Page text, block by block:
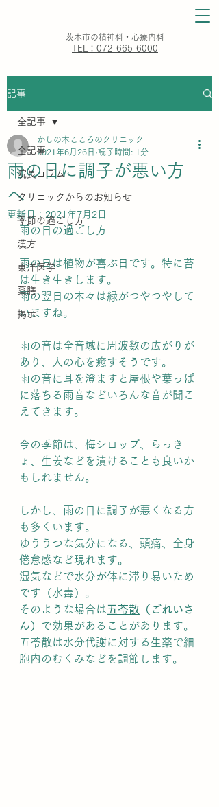
​茨木市の精神科・心療内科
TEL：072-665-6000
記事
全記事
院長コラム
クリニックからのお知らせ
季節の過ごし方
漢方
東洋医学
薬膳
掲示
全記事
雨の日に調子が悪い方
へ
かしの木こころのクリニック
2021年6月26日 読了時間: 1分
更新日： 2021年7月2日
雨の日の過ごし方
雨の日は植物が喜ぶ日です。特に苔
は生き生きします。
雨の翌日の木々は緑がつやつやして
いますね。
雨の音は全音域に周波数の広がりが
あり、人の心を癒すそうです。
雨の音に耳を澄ますと屋根や葉っぱ
に落ちる雨音などいろんな音が聞こ
えてきます。
今の季節は、梅シロップ、らっき
ょ、生姜などを漬けることも良いか
もしれません。
しかし、雨の日に調子が悪くなる方
も多くいます。
ゆううつな気分になる、頭痛、全身
倦怠感など現れます。
湿気などで水分が体に滞り易いため
です（水毒）。
そのような場合は 五苓散 （ごれいさ
ん）
で効果があることがあります。
五苓散は水分代謝に対する生薬で細
胞内のむくみなどを調節します。